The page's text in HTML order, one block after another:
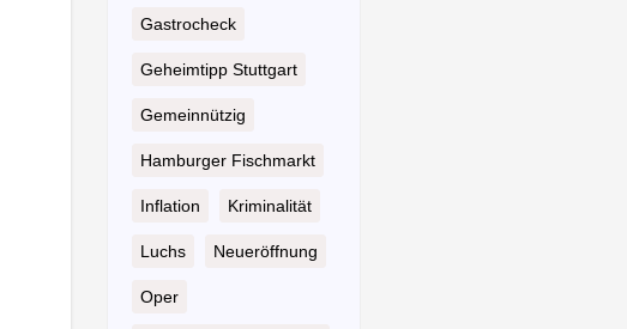
Gastrocheck
Geheimtipp Stuttgart
Gemeinnützig
Hamburger Fischmarkt
Inflation Kriminalität
Luchs Neueröffnung
Oper